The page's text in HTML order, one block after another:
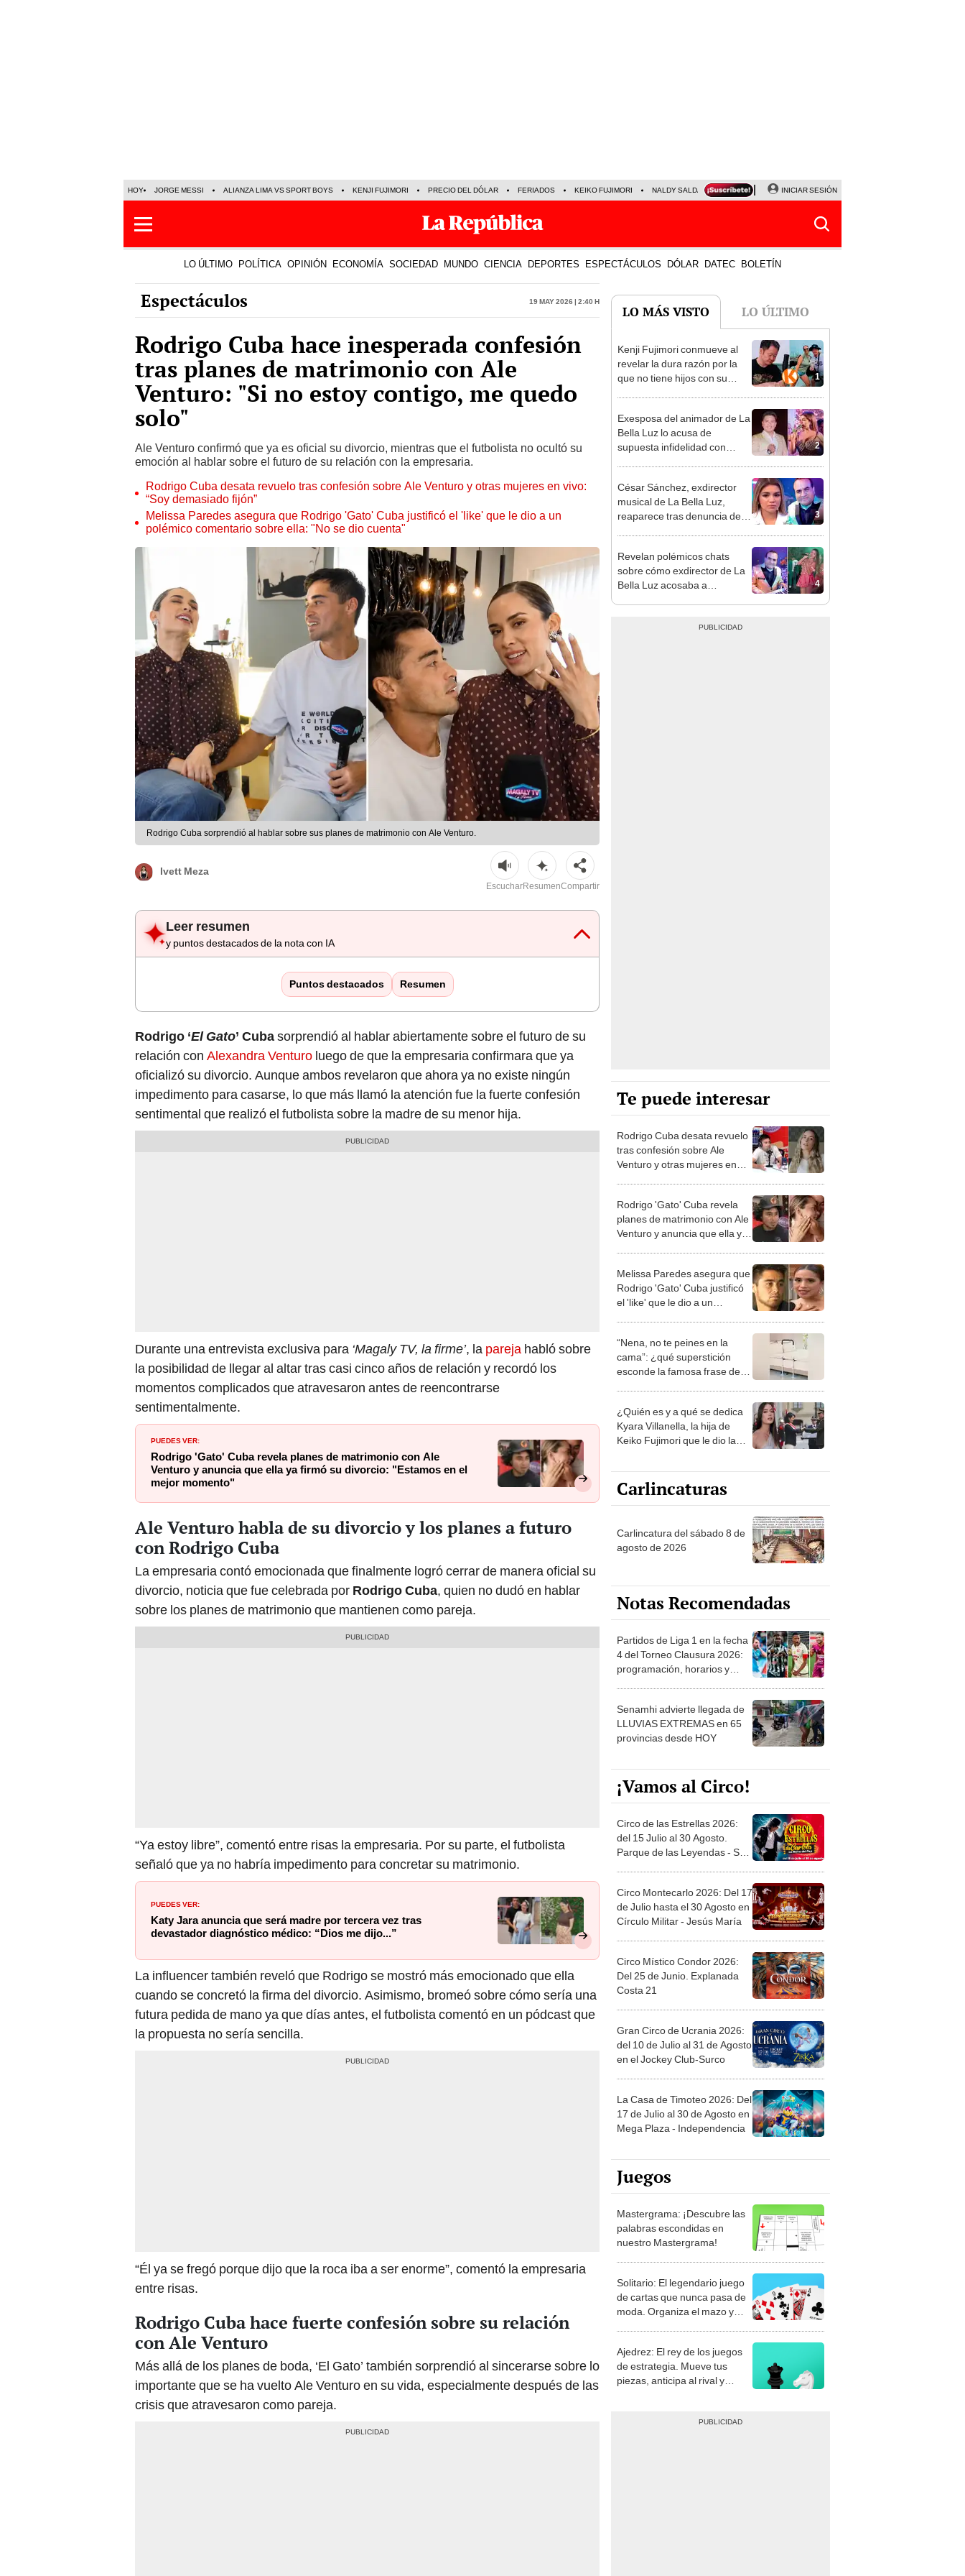
HOY JORGE MESSI ALIANZA LIMA VS SPORT BOYS KENJI FUJIMORI PRECIO DEL DÓLAR FERIADOS KEIKO FUJIMORI NALDY SALDAÑA JAVIER MILEI PARTIDOS DE HOY
INICIAR SESIÓN
LO ÚLTIMO POLÍTICA OPINIÓN ECONOMÍA SOCIEDAD MUNDO CIENCIA DEPORTES ESPECTÁCULOS DÓLAR DATEC BOLETÍN
Espectáculos 19 May 2026 | 2:40 h
Rodrigo Cuba hace inesperada confesión
tras planes de matrimonio con Ale
Venturo: "Si no estoy contigo, me quedo
solo"
Ale Venturo confirmó que ya es oficial su divorcio, mientras que el futbolista no ocultó su
emoción al hablar sobre el futuro de su relación con la empresaria.
Rodrigo Cuba desata revuelo tras confesión sobre Ale Venturo y otras mujeres en vivo:
“Soy demasiado fijón”
Melissa Paredes asegura que Rodrigo 'Gato' Cuba justificó el 'like' que le dio a un
polémico comentario sobre ella: "No se dio cuenta"
Rodrigo Cuba sorprendió al hablar sobre sus planes de matrimonio con Ale Venturo.
Ivett Meza
EscucharResumenCompartir
Leer resumen
y puntos destacados de la nota con IA
Puntos destacados Resumen
Rodrigo ‘El Gato’ Cubasorprendió al hablar abiertamente sobre el futuro de su
relación con Alexandra Venturo luego de que la empresaria confirmara que ya
oficializó su divorcio. Aunque ambos revelaron que ahora ya no existe ningún
impedimento para casarse, lo que más llamó la atención fue la fuerte confesión
sentimental que realizó el futbolista sobre la madre de su menor hija.
Durante una entrevista exclusiva para ‘Magaly TV, la firme’, la pareja habló sobre
la posibilidad de llegar al altar tras casi cinco años de relación y recordó los
momentos complicados que atravesaron antes de reencontrarse
sentimentalmente.
PUEDES VER:
Rodrigo 'Gato' Cuba revela planes de matrimonio con Ale
Venturo y anuncia que ella ya firmó su divorcio: "Estamos en el
mejor momento"
Ale Venturo habla de su divorcio y los planes a futuro
con Rodrigo Cuba
La empresaria contó emocionada que finalmente logró cerrar de manera oficial su
divorcio, noticia que fue celebrada por Rodrigo Cuba, quien no dudó en hablar
sobre los planes de matrimonio que mantienen como pareja.
“Ya estoy libre”, comentó entre risas la empresaria. Por su parte, el futbolista
señaló que ya no habría impedimento para concretar su matrimonio.
PUEDES VER:
Katy Jara anuncia que será madre por tercera vez tras
devastador diagnóstico médico: “Dios me dijo...”
La influencer también reveló que Rodrigo se mostró más emocionado que ella
cuando se concretó la firma del divorcio. Asimismo, bromeó sobre cómo sería una
futura pedida de mano ya que días antes, el futbolista comentó en un pódcast que
la propuesta no sería sencilla.
“Él ya se fregó porque dijo que la roca iba a ser enorme”, comentó la empresaria
entre risas.
Rodrigo Cuba hace fuerte confesión sobre su relación
con Ale Venturo
Más allá de los planes de boda, ‘El Gato’ también sorprendió al sincerarse sobre lo
importante que se ha vuelto Ale Venturo en su vida, especialmente después de las
crisis que atravesaron como pareja.
LO MÁS VISTO LO ÚLTIMO
1
Kenji Fujimori conmueve al
revelar la dura razón por la
que no tiene hijos con su
2
Exesposa del animador de La
Bella Luz lo acusa de
supuesta infidelidad con
3
César Sánchez, exdirector
musical de La Bella Luz,
reaparece tras denuncia de
presunción de inocencia"
4
Revelan polémicos chats
sobre cómo exdirector de La
Bella Luz acosaba a
Te puede interesar
Rodrigo Cuba desata revuelo
tras confesión sobre Ale
Venturo y otras mujeres en
Rodrigo 'Gato' Cuba revela
planes de matrimonio con Ale
Venturo y anuncia que ella ya
Melissa Paredes asegura que
Rodrigo 'Gato' Cuba justificó
el 'like' que le dio a un
“Nena, no te peines en la
cama”: ¿qué superstición
esconde la famosa frase de
¿Quién es y a qué se dedica
Kyara Villanella, la hija de
Keiko Fujimori que le dio la
Carlincaturas
Carlincatura del sábado 8 de
agosto de 2026
Notas Recomendadas
Partidos de Liga 1 en la fecha
4 del Torneo Clausura 2026:
programación, horarios y
Senamhi advierte llegada de
LLUVIAS EXTREMAS en 65
provincias desde HOY
¡Vamos al Circo!
Circo de las Estrellas 2026:
del 15 Julio al 30 Agosto.
Parque de las Leyendas - San
Circo Montecarlo 2026: Del 17
de Julio hasta el 30 Agosto en
Círculo Militar - Jesús María
Circo Místico Condor 2026:
Del 25 de Junio. Explanada
Costa 21
Gran Circo de Ucrania 2026:
del 10 de Julio al 31 de Agosto
en el Jockey Club-Surco
La Casa de Timoteo 2026: Del
17 de Julio al 30 de Agosto en
Mega Plaza - Independencia
Juegos
Mastergrama: ¡Descubre las
palabras escondidas en
nuestro Mastergrama!
Solitario: El legendario juego
de cartas que nunca pasa de
moda. Organiza el mazo y
Ajedrez: El rey de los juegos
de estrategia. Mueve tus
piezas, anticipa al rival y